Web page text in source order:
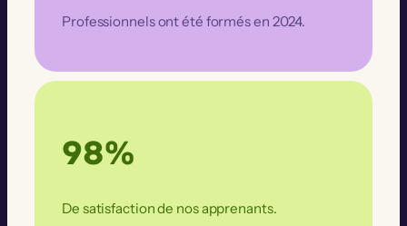
Professionnels ont été formés en 2024.
98%
De satisfaction de nos apprenants.